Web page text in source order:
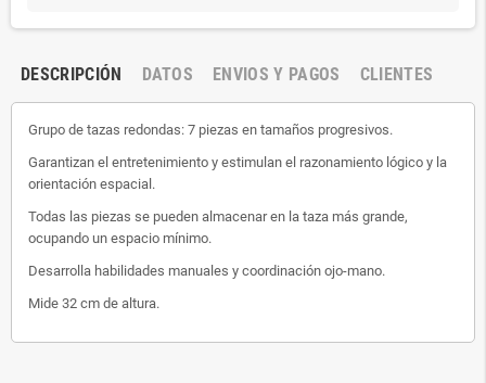
DESCRIPCIÓN DATOS ENVIOS Y PAGOS CLIENTES
Grupo de tazas redondas: 7 piezas en tamaños progresivos.
Garantizan el entretenimiento y estimulan el razonamiento lógico y la
orientación espacial.
Todas las piezas se pueden almacenar en la taza más grande,
ocupando un espacio mínimo.
Desarrolla habilidades manuales y coordinación ojo-mano.
Mide 32 cm de altura.